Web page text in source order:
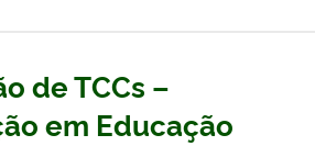
de TCCs –
em Educação